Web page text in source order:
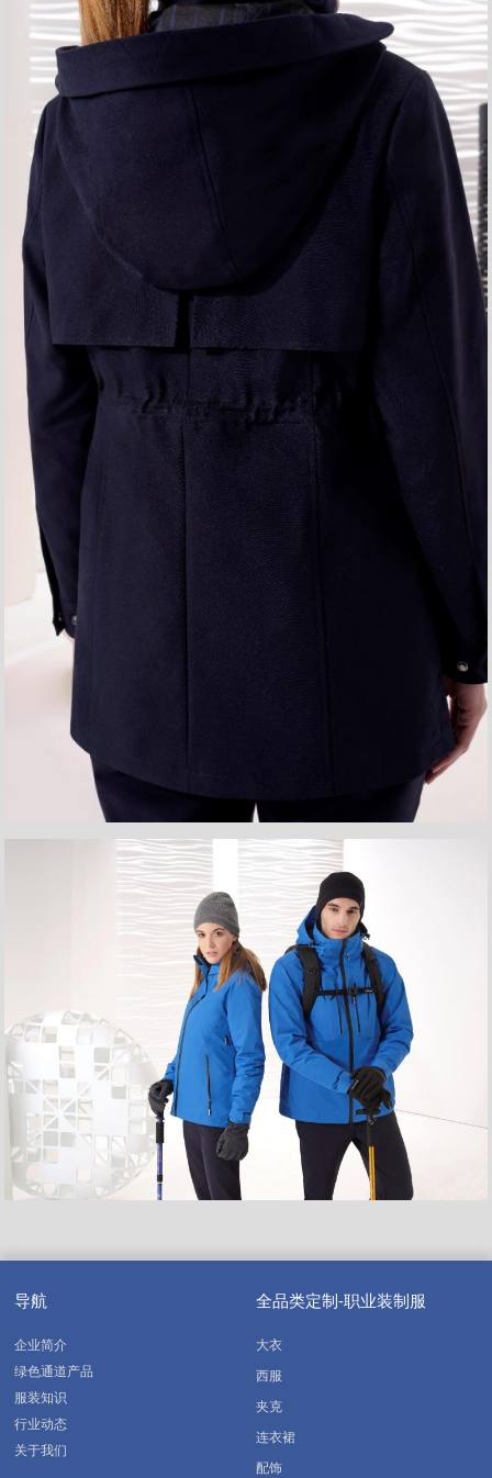
导航
企业简介
绿色通道产品
服装知识
行业动态
关于我们
全品类定制-职业装制服
大衣
西服
夹克
连衣裙
配饰